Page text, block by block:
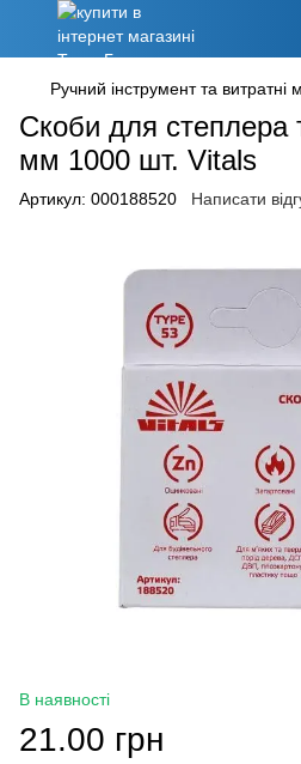
Ручний інструмент та витратні
Скоби для степлера
мм 1000 шт. Vitals
Артикул: 000188520 Написати
В наявності
21.00 грн